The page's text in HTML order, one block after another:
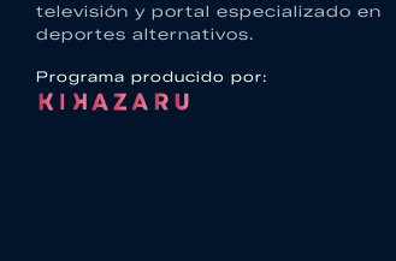
televisión y portal especializado en
deportes alternativos.
Programa producido por: